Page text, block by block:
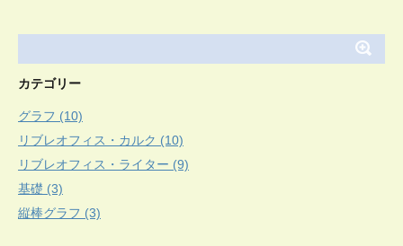
カテゴリー
グラフ (10)
リブレオフィス・カルク (10)
リブレオフィス・ライター (9)
基礎 (3)
縦棒グラフ (3)